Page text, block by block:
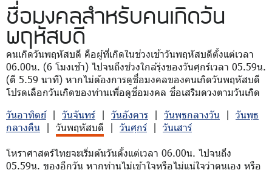
ชื่อมงคลสำหรับคนเกิดวัน
พฤหัสบดี
คนเกิดวันพฤหัสบดี คือผู้ที่เกิดในช่วงเช้าวันพฤหัสบดีตั้งแต่เวลา
06.00น. (6 โมงเช้า) ไปจนถึงช่วงใกล้รุ่งของวันศุกร์เวลา 05.59น.
(ตี 5.59 นาที) หากไม่ต้องการดูชื่อมงคลของคนเกิดวันพฤหัสบดี
โปรดเลือกวันเกิดของท่านเพื่อดูชื่อมงคล ชื่อเสริมดวงตามวันเกิด
วันอาทิตย์| วันจันทร์ | วันอังคาร | วันพุธกลางวัน | วันพุธ
กลางคืน | วันพฤหัสบดี | วันศุกร์ | วันเสาร์
โหราศาสตร์ไทยจะเริ่มต้นวันตั้งแต่เวลา 06.00น. ไปจนถึง
05.59น. ของอีกวัน หากท่านไม่เข้าใจหรือไม่แน่ใจว่าตนเอง หรือ